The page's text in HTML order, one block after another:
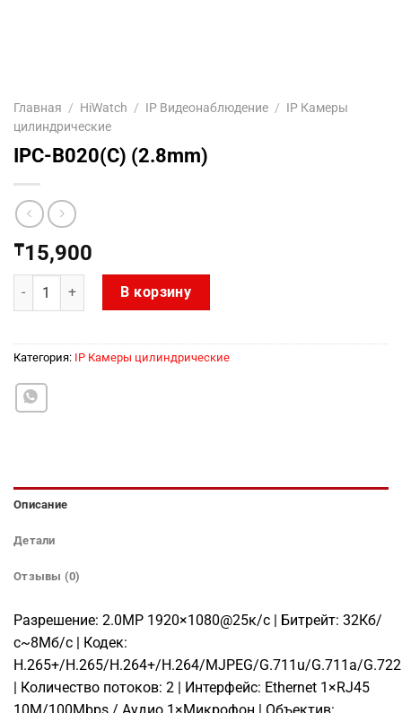
Главная / HiWatch / IP Видеонаблюдение / IP Камеры
цилиндрические
IPC-B020(C) (2.8mm)
₸15,900
Количество товара IPC-B020(C) (2.8mm)
В корзину
Категория: IP Камеры цилиндрические
Описание
Детали
Отзывы (0)
Разрешение: 2.0МР 1920×1080@25к/с | Битрейт: 32Кб/
с~8Мб/с | Кодек:
H.265+/H.265/H.264+/H.264/MJPEG/G.711u/G.711a/
| Количество потоков: 2 | Интерфейс: Ethernet 1×RJ45